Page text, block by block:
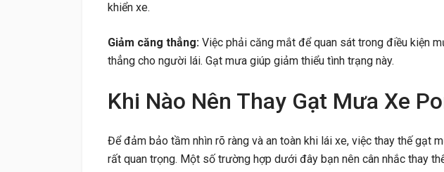
khiển xe.
Giảm căng thẳng: Việc phải căng mắt để quan sát trong điều kiện
thẳng cho người lái. Gạt mưa giúp giảm thiểu tình trạng này.
Khi Nào Nên Thay Gạt Mưa Xe
Để đảm bảo tầm nhìn rõ ràng và an toàn khi lái xe, việc thay thế gạt
rất quan trọng. Một số trường hợp dưới đây bạn nên cân nhắc thay